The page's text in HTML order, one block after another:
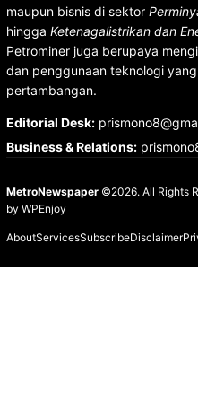
maupun bisnis di sektor
hingga Ketenagalistrikan dan
Petrominer juga berupaya
dan penggunaan teknologi
pertambangan.
Editorial Desk:
Business & Relations:
MetroNewspaper©2026. All Rights
by WPEnjoy
AboutServicesSubscribeDisclaimer